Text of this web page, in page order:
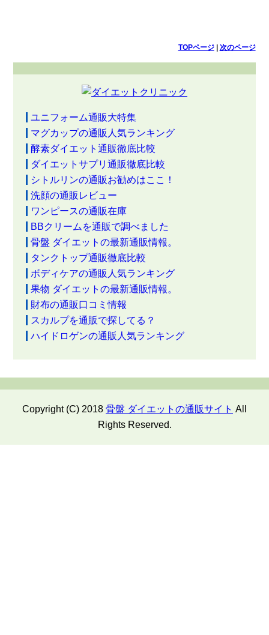
TOPページ| 次のページ
ユニフォーム通販大特集
マグカップの通販人気ランキング
酵素ダイエット通販徹底比較
ダイエットサプリ通販徹底比較
シトルリンの通販お勧めはここ！
洗顔の通販レビュー
ワンピースの通販在庫
BBクリームを通販で調べました
骨盤 ダイエットの最新通販情報。
タンクトップ通販徹底比較
ボディケアの通販人気ランキング
果物 ダイエットの最新通販情報。
財布の通販口コミ情報
スカルプを通販で探してる？
ハイドロゲンの通販人気ランキング
Copyright (C) 2018 骨盤 ダイエットの通販サイト All
Rights Reserved.